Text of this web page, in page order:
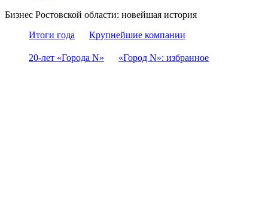
Бизнес Ростовской области: новейшая история
Итоги года
Крупнейшие компании
20-лет «Города N» «Город N»: избранное